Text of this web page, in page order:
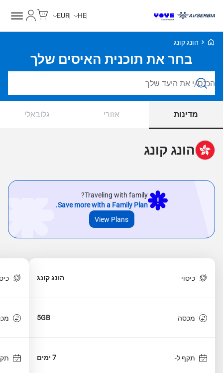
HE
EUR
Voye Homepage
הונג קונג
בחר את תוכנית האיסים שלך
חפש חבילות
מדינות אזורי גלובאלי
הונג קונג
Traveling with family?
Save more with a Family Plan.
View Plans
כיסוי הונג קונג
מכסה 5GB
תקף ל- 7 ימים